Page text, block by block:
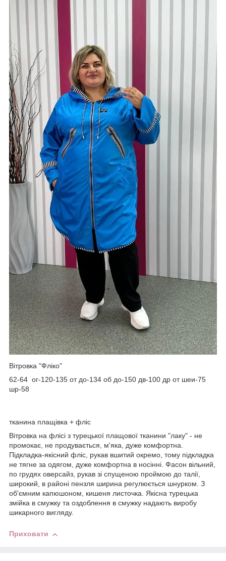
Вітровка "Фліко"
62-64 ог-120-135 от до-134 об до-150 дв-100 др от шеи-75
шр-58
тканина плащівка + фліс
Вітровка на флісі з турецької плащової тканини "лаку" - не
промокає, не продувається, м'яка, дуже комфортна.
Підкладка-якісний фліс, рукав вшитий окремо, тому підкладка
не тягне за одягом, дуже комфортна в носінні. Фасон вільний,
по грудях оверсайз, рукав зі спущеною проймою до талії,
широкий, в районі пензля ширина регулюється шнурком. З
об'ємним капюшоном, кишеня листочка. Якісна турецька
змійка в смужку та оздоблення в смужку надають виробу
шикарного вигляду.
Приховати